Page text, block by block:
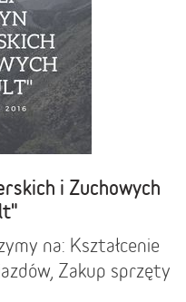
i Zuchowych
na: Kształcenie
Zakup sprzęty